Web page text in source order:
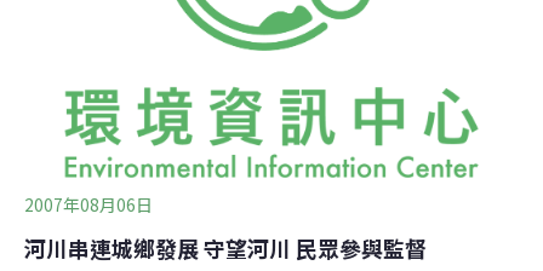
為有用的參考資料。學員分2組授課，利用地圖及故事保
存，結合當地自然景觀及人文歷史資源，目的為使更多人
「流域守護地圖數位工作隊」及「流域守護故事數
2007年08月06日
河川串連城鄉發展 守望河川 民眾參與監督